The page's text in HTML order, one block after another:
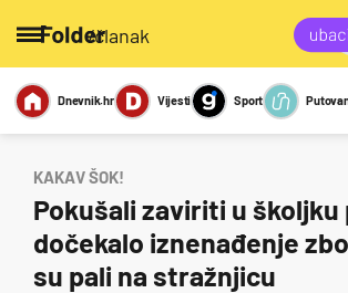
/članak
Miks Kviz
Sexy
Dnevnik.hr Vijesti Sport
KAKAV ŠOK!
Pokušali zaviriti u školjku
dočekalo iznenađenje
su pali na stražnjicu